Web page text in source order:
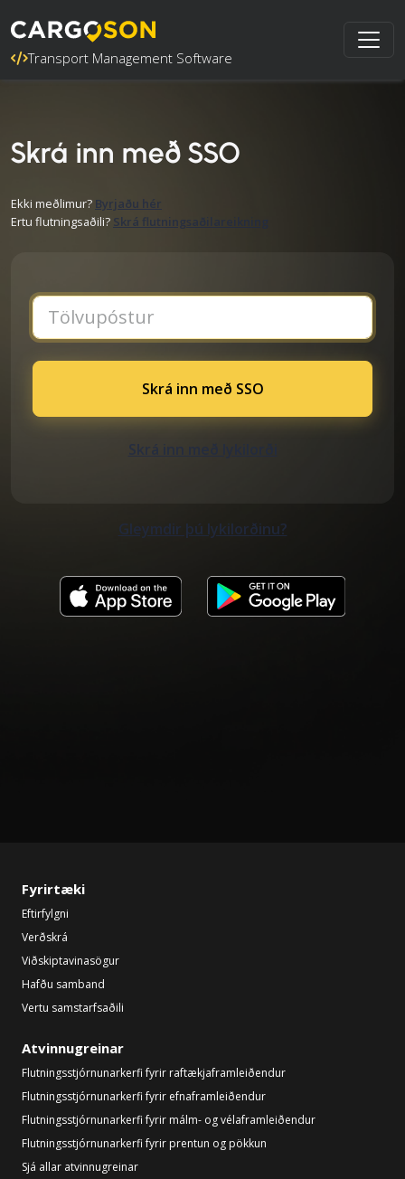
Transport Management Software
Skrá inn með SSO
Ekki meðlimur? Byrjaðu hér
Ertu flutningsaðili? Skrá flutningsaðilareikning
Skrá inn með lykilorði
Gleymdir þú lykilorðinu?
Fyrirtæki
Eftirfylgni
Verðskrá
Viðskiptavinasögur
Hafðu samband
Vertu samstarfsaðili
Atvinnugreinar
Flutningsstjórnunarkerfi fyrir raftækjaframleiðendur
Flutningsstjórnunarkerfi fyrir efnaframleiðendur
Flutningsstjórnunarkerfi fyrir málm- og vélaframleiðendur
Flutningsstjórnunarkerfi fyrir prentun og pökkun
Sjá allar atvinnugreinar